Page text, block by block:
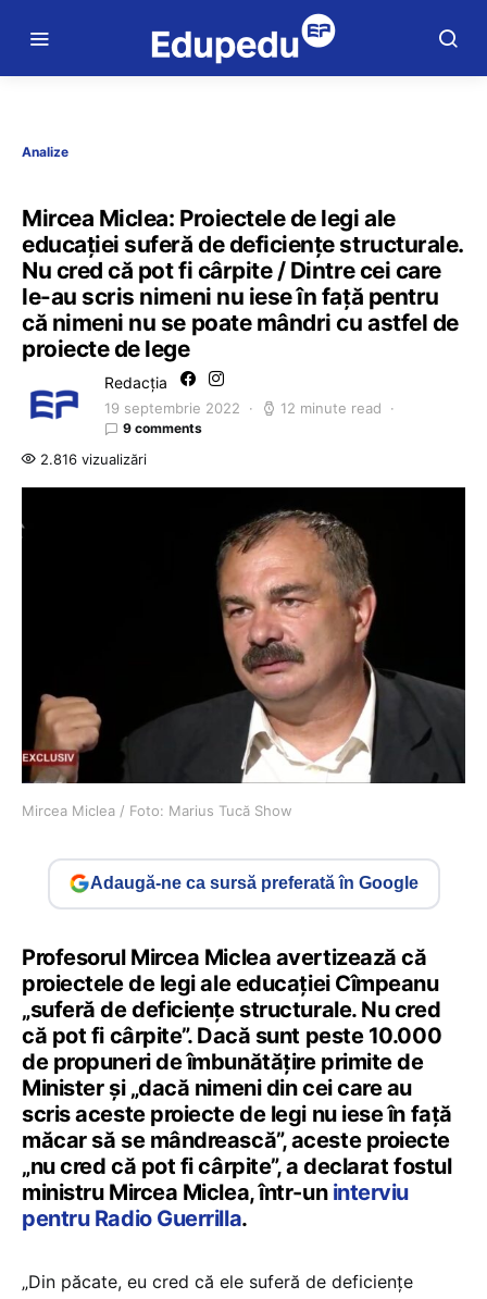
Analize
Mircea Miclea: Proiectele de legi ale
educației suferă de deficiențe structurale.
Nu cred că pot fi cârpite / Dintre cei care
le-au scris nimeni nu iese în față pentru
că nimeni nu se poate mândri cu astfel de
proiecte de lege
Redacția
19 septembrie 2022 12 minute read
9 comments
2.816 vizualizări
Mircea Miclea / Foto: Marius Tucă Show
Adaugă-ne ca sursă preferată în Google
Profesorul Mircea Miclea avertizează că
proiectele de legi ale educației Cîmpeanu
„suferă de deficiențe structurale. Nu cred
că pot fi cârpite”. Dacă sunt peste 10.000
de propuneri de îmbunătățire primite de
Minister și „dacă nimeni din cei care au
scris aceste proiecte de legi nu iese în față
măcar să se mândrească”, aceste proiecte
„nu cred că pot fi cârpite”, a declarat fostul
ministru Mircea Miclea, într-un interviu
pentru Radio Guerrilla.
„Din păcate, eu cred că ele suferă de deficiențe